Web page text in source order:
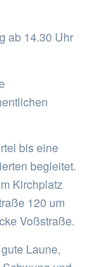
ab 14.30 Uhr
bis eine
begleitet.
Kirchplatz
120 um
Voßstraße.
Laune,